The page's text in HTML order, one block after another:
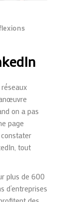
on a pas
page
tout
plus de 600
d’entreprises